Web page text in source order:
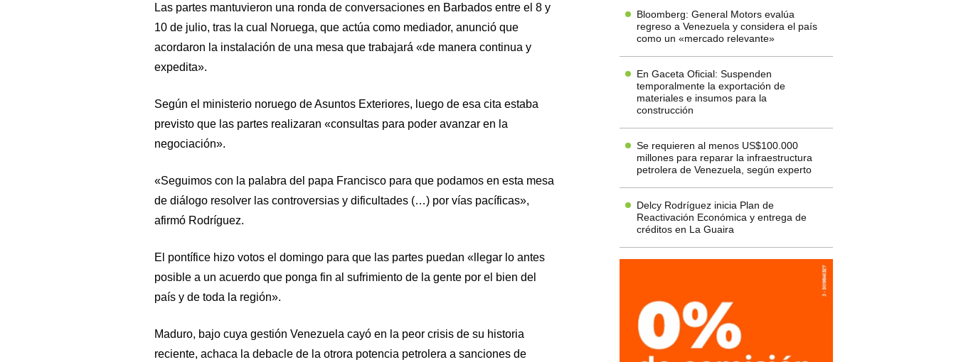
Las partes mantuvieron una ronda de conversaciones en Barbados entre el 8 y
10 de julio, tras la cual Noruega, que actúa como mediador, anunció que
acordaron la instalación de una mesa que trabajará «de manera continua y
expedita».
Según el ministerio noruego de Asuntos Exteriores, luego de esa cita estaba
previsto que las partes realizaran «consultas para poder avanzar en la
negociación».
«Seguimos con la palabra del papa Francisco para que podamos en esta mesa
de diálogo resolver las controversias y dificultades (…) por vías pacíficas»,
afirmó Rodríguez.
El pontífice hizo votos el domingo para que las partes puedan «llegar lo antes
posible a un acuerdo que ponga fin al sufrimiento de la gente por el bien del
país y de toda la región».
Maduro, bajo cuya gestión Venezuela cayó en la peor crisis de su historia
reciente, achaca la debacle de la otrora potencia petrolera a sanciones de
Bloomberg: General Motors evalúa
regreso a Venezuela y considera el país
como un «mercado relevante»
En Gaceta Oficial: Suspenden
temporalmente la exportación de
materiales e insumos para la
construcción
Se requieren al menos US$100.000
millones para reparar la infraestructura
petrolera de Venezuela, según experto
Delcy Rodríguez inicia Plan de
Reactivación Económica y entrega de
créditos en La Guaira